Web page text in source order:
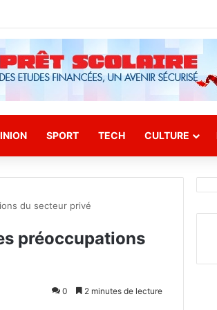
SPORT TECH CULTURE
du secteur privé
préoccupations
0 2 minutes de lecture